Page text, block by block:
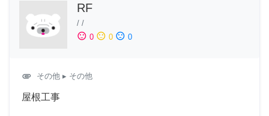
RF
/ /
sentiment_satisfied 0 sentiment_neutral 0 sentiment_dissatisfied 0
attachment その他 ▸ その他
屋根工事